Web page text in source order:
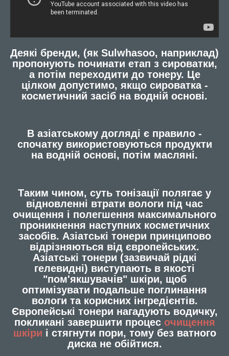
Деякі бренди, (як Sulwhasoo, наприклад)
пропонують починати етап з сироватки,
а потім переходити до тонеру. Це
цілком допустимо, якщо сироватка -
косметичний засіб на водній основі.
В азіатському догляді є правило -
спочатку використовуються продукти
на водній основі, потім масляні.
Таким чином, суть тонізації полягає у
відновленні втрати вологи під час
очищення і полегшення максимального
проникнення наступних косметичних
засобів. Азіатські тонери принципово
відрізняються від європейських.
Азіатські тонери (зазвичай рідкі
гелевидні) виступають в якості
"пом'якшувачів" шкіри, щоб
оптимізувати подальше поглинання
вологи та корисних інгредієнтів.
Європейські тонери нагадують водичку,
покликані завершити процес очищення
шкіри і стягнути пори, тому без ватного
диска не обійтися.